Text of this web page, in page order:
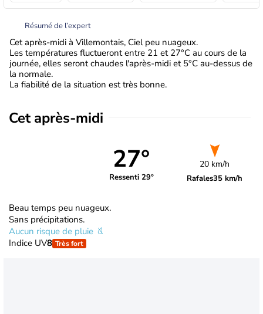
Résumé de l’expert
Cet après-midi à Villemontais, Ciel peu nuageux.
Les températures fluctueront entre 21 et 27°C au cours de la
journée, elles seront chaudes l'après-midi et 5°C au-dessus de
la normale.
La fiabilité de la situation est très bonne.
Cet après-midi
27°
Ressenti 29°
20 km/h
Rafales35 km/h
Beau temps peu nuageux.
Sans précipitations.
Aucun risque de pluie
Indice UV8 Très fort